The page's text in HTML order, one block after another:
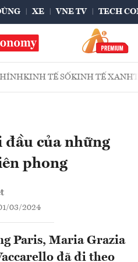
XE VNE TV TECH
KINH TẾ SỐKINH TẾ XANH
của những
phong
03/2024
Paris, Maria Grazia
đã đi theo